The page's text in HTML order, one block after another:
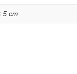
5 cm